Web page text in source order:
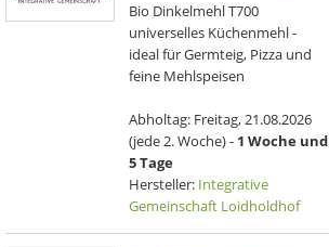
Bio Dinkelmehl T700
universelles Küchenmehl -
ideal für Germteig, Pizza und
feine Mehlspeisen
Abholtag: Freitag, 21.08.2026
(jede 2. Woche) - 1 Woche und
5 Tage
Hersteller: Integrative
Gemeinschaft Loidholdhof